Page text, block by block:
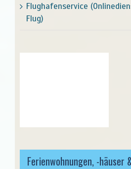
Flughafenservice
Flug)
Ferienwohnungen, -häuser